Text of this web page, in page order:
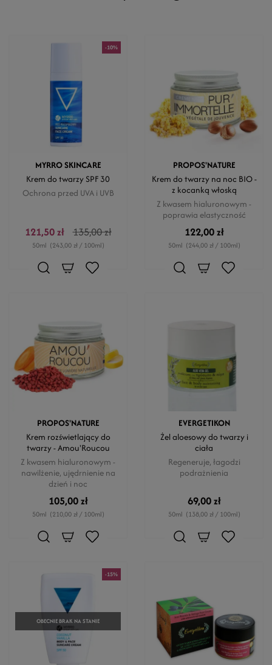
-10%
MYRRO SKINCARE
Krem do twarzy SPF 30
Ochrona przed UVA i UVB
121,50 zł 135,00 zł
50ml (243,00 zł / 100ml)
PROPOS'NATURE
Krem do twarzy na noc BIO -
z kocanką włoską
Z kwasem hialuronowym -
poprawia elastyczność
122,00 zł
50ml (244,00 zł / 100ml)
PROPOS'NATURE
Krem rozświetlający do
twarzy - Amou'Roucou
Z kwasem hialuronowym -
nawilżenie, ujędrnienie na
dzień i noc
105,00 zł
50ml (210,00 zł / 100ml)
EVERGETIKON
Żel aloesowy do twarzy i
ciała
Regeneruje, łagodzi
podrażnienia
69,00 zł
50ml (138,00 zł / 100ml)
-15%
OBECNIE BRAK NA STANIE